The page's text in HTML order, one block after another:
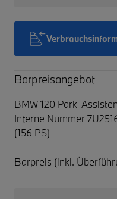
Barpreisangebot
BMW 120 Park-
Interne Nummer
(156 PS)
Barpreis (inkl.